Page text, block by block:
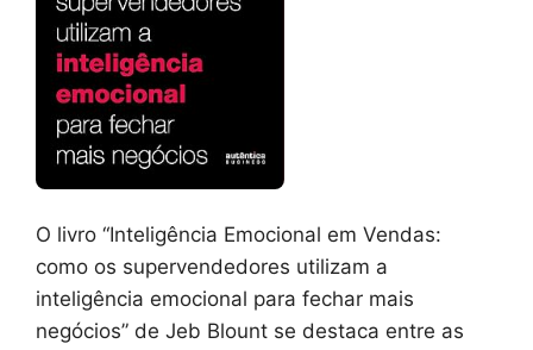
O livro “Inteligência Emocional em Vendas:
como os supervendedores utilizam a
inteligência emocional para fechar mais
negócios” de Jeb Blount se destaca entre as